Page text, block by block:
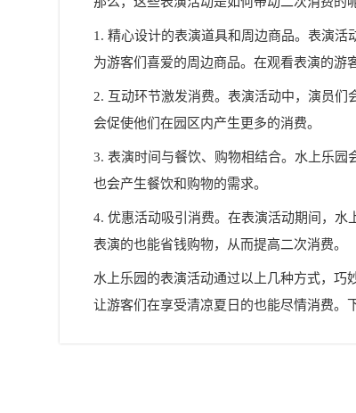
1. 精心设计的表演道具和周边商品。表演
为游客们喜爱的周边商品。在观看表演的游
2. 互动环节激发消费。表演活动中，演员
会促使他们在园区内产生更多的消费。
3. 表演时间与餐饮、购物相结合。水上乐
也会产生餐饮和购物的需求。
4. 优惠活动吸引消费。在表演活动期间，
表演的也能省钱购物，从而提高二次消费。
水上乐园的表演活动通过以上几种方式，巧
让游客们在享受清凉夏日的也能尽情消费。